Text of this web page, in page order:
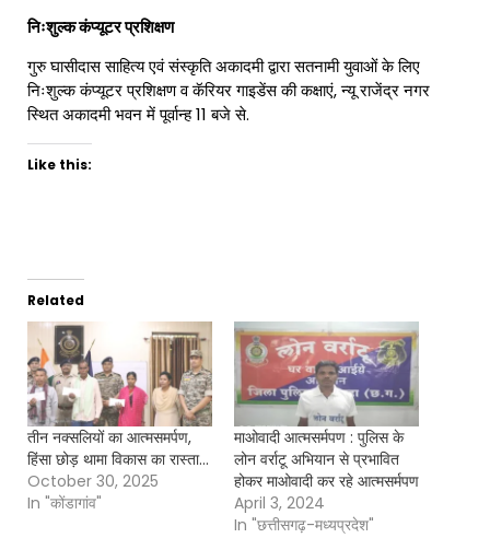
निःशुल्क कंप्यूटर प्रशिक्षण
गुरु घासीदास साहित्य एवं संस्कृति अकादमी द्वारा सतनामी युवाओं के लिए
निःशुल्क कंप्यूटर प्रशिक्षण व कॅरियर गाइडेंस की कक्षाएं, न्यू राजेंद्र नगर
स्थित अकादमी भवन में पूर्वान्ह 11 बजे से.
Like this:
Related
तीन नक्सलियों का आत्मसमर्पण,
हिंसा छोड़ थामा विकास का रास्ता…
October 30, 2025
In "कोंडागांव"
माओवादी आत्मसर्मपण : पुलिस के
लोन वर्राटू अभियान से प्रभावित
होकर माओवादी कर रहे आत्मसर्मपण
April 3, 2024
In "छत्तीसगढ़-मध्यप्रदेश"